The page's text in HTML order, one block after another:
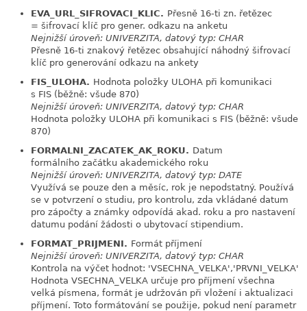
EVA_URL_SIFROVACI_KLIC. Přesně 16-ti zn. řetězec
= šifrovací klíč pro gener. odkazu na anketu
Nejnižší úroveň: UNIVERZITA, datový typ: CHAR
Přesně 16-ti znakový řetězec obsahující náhodný šifrovací
klíč pro generování odkazu na ankety
FIS_ULOHA. Hodnota položky ULOHA při komunikaci
s FIS (běžně: všude 870)
Nejnižší úroveň: UNIVERZITA, datový typ: CHAR
Hodnota položky ULOHA při komunikaci s FIS (běžně: všude
870)
FORMALNI_ZACATEK_AK_ROKU. Datum
formálního začátku akademického roku
Nejnižší úroveň: UNIVERZITA, datový typ: DATE
Využívá se pouze den a měsíc, rok je nepodstatný. Používá
se v potvrzení o studiu, pro kontrolu, zda vkládané datum
pro zápočty a známky odpovídá akad. roku a pro nastavení
datumu podání žádosti o ubytovací stipendium.
FORMAT_PRIJMENI. Formát příjmení
Nejnižší úroveň: UNIVERZITA, datový typ: CHAR
Kontrola na výčet hodnot: 'VSECHNA_VELKA','PRVNI_VELKA'
Hodnota VSECHNA_VELKA určuje pro příjmení všechna
velká písmena, formát je udržován při vložení i aktualizaci
příjmení. Toto formátování se použije, pokud není parametr